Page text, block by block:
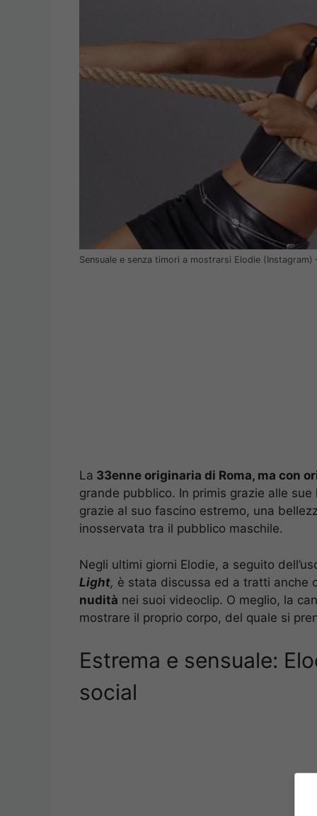
Sensuale e senza timori a mostrarsi Elodie (Instagram)
La 33enne originaria di Roma, ma con
grande pubblico. In primis grazie alle
grazie al suo fascino estremo, una
inosservata tra il pubblico maschile.
Negli ultimi giorni Elodie, a seguito
Light, è stata discussa ed a tratti anche
nudità nei suoi videoclip. O meglio, la
mostrare il proprio corpo, del quale si
Estrema e sensuale:
social